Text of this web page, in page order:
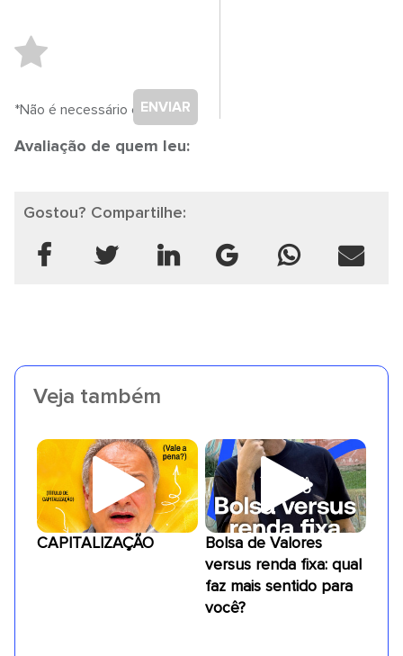
ENVIAR
*Não é necessário cadastro.
Avaliação de quem leu:
Gostou? Compartilhe:
Veja também
CAPITALIZAÇÃO
Bolsa de Valores
versus renda fixa: qual
faz mais sentido para
você?